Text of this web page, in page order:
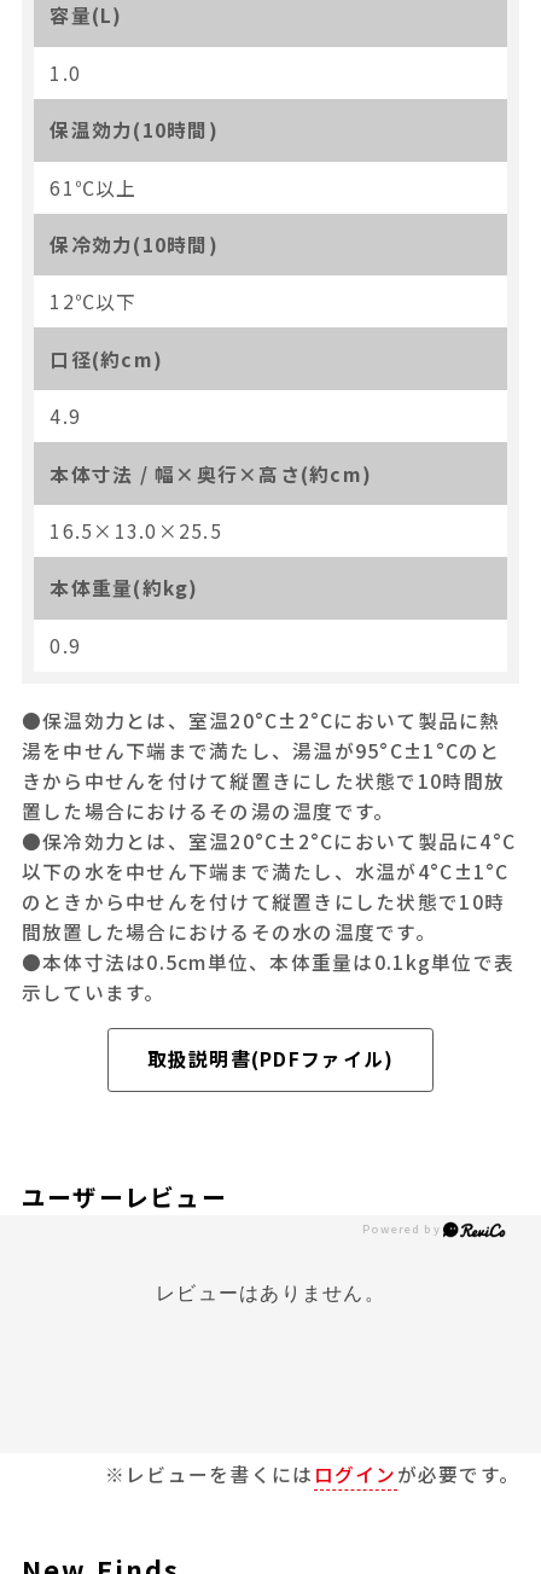
容量(L)
1.0
保温効力(10時間)
61℃以上
保冷効力(10時間)
12℃以下
口径(約cm)
4.9
本体寸法 / 幅×奥行×高さ(約cm)
16.5×13.0×25.5
本体重量(約kg)
0.9
●保温効力とは、室温20°C±2°Cにおいて製品に熱
湯を中せん下端まで満たし、湯温が95°C±1°Cのと
きから中せんを付けて縦置きにした状態で10時間放
置した場合におけるその湯の温度です。
●保冷効力とは、室温20°C±2°Cにおいて製品に4°C
以下の水を中せん下端まで満たし、水温が4°C±1°C
のときから中せんを付けて縦置きにした状態で10時
間放置した場合におけるその水の温度です。
●本体寸法は0.5cm単位、本体重量は0.1kg単位で表
示しています。
取扱説明書(PDFファイル)
ユーザーレビュー
レビューはありません。
※レビューを書くには ログインが必要です。